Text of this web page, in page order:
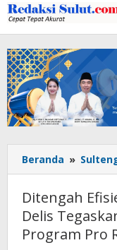
Lewati
ke
konten
Beranda »
Ditengah
Delis
Program Pro